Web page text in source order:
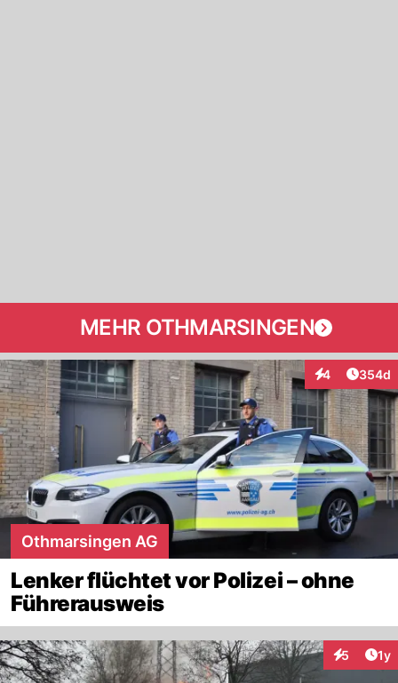
MEHR OTHMARSINGEN
4
Interaktionen
354d
Othmarsingen AG
Lenker flüchtet vor Polizei – ohne
Führerausweis
5 1y